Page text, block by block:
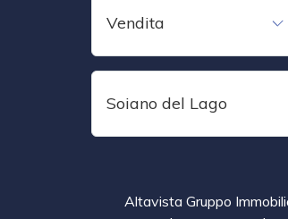
Vendita
Soiano del Lago
Altavista Gruppo